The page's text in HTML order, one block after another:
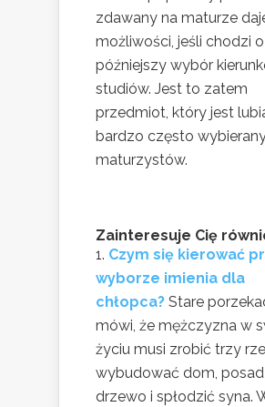
zdawany na maturze
możliwości, jeśli chodzi o
późniejszy wybór
studiów. Jest to zatem
przedmiot, który jest
bardzo często
maturzystów.
Zainteresuje Cię
Czym się kierować
wyborze imienia dla
chłopca? Stare
mówi, że mężczyzna w
życiu musi zrobić trzy
wybudować dom,
drzewo i spłodzić syna.